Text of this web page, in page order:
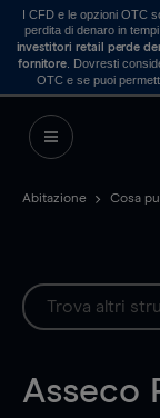
I CFD e le opzioni OTC
perdita di denaro in
investitori retail perde
fornitore . Dovresti
OTC e se puoi
Abitazione Cosa
Asseco